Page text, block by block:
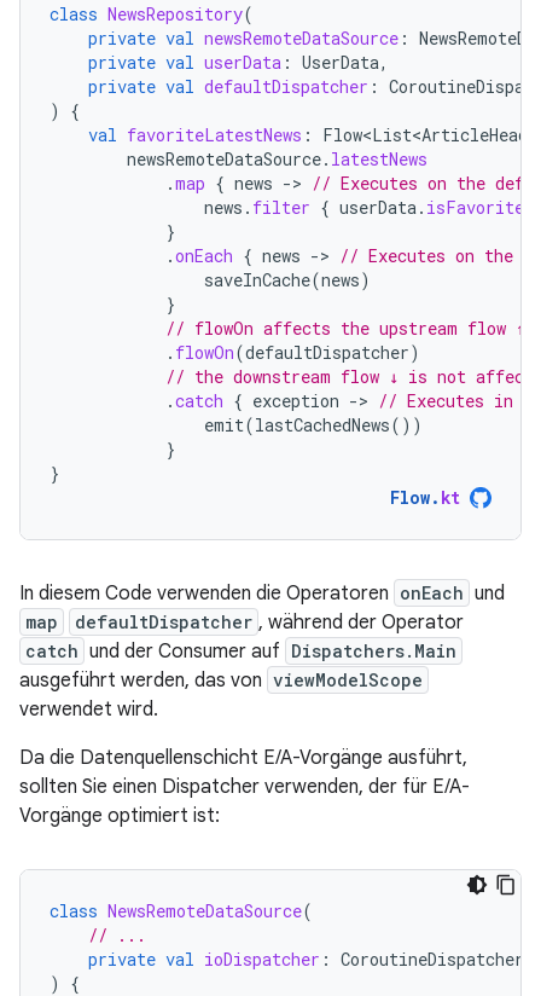
class NewsRepository(
private val newsRemoteDataSource :
private val userData : UserData,
private val defaultDispatcher :
)
{
val favoriteLatestNews :
newsRemoteDataSource. latestNews
.map { news -> // Executes on the
news . filter { userData.
}
.onEach { news -> // Executes on the
saveInCache(news)
}
// flowOn affects the upstream flow ↑
. flowOn(defaultDispatcher)
// the downstream flow ↓ is not
.catch { exception -> // Executes in
emit(lastCachedNews())
}
}
Flow. kt
In diesem Code verwenden die Operatoren onEach und
map defaultDispatcher , während der Operator
catch und der Consumer auf Dispatchers.Main
ausgeführt werden, das von viewModelScope
verwendet wird.
Da die Datenquellenschicht E/A-Vorgänge ausführt,
sollten Sie einen Dispatcher verwenden, der für E/A-
Vorgänge optimiert ist:
class NewsRemoteDataSource(
// ...
private val ioDispatcher : CoroutineDispatcher
)
{